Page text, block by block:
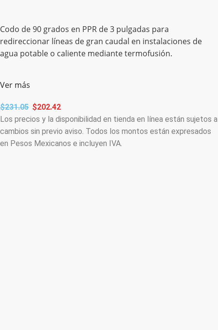
Codo de 90 grados en PPR de 3 pulgadas para
redireccionar líneas de gran caudal en instalaciones de
agua potable o caliente mediante termofusión.
Ver más
$231.05 $202.42
Los precios y la disponibilidad en tienda en línea están sujetos a
cambios sin previo aviso. Todos los montos están expresados
en Pesos Mexicanos e incluyen IVA.